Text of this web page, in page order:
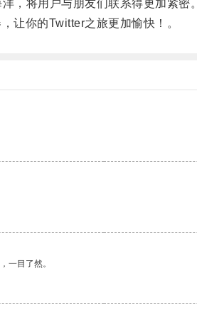
将用户与朋友们联系得更加紧密。
你的Twitter之旅更加愉快！。
一目了然。